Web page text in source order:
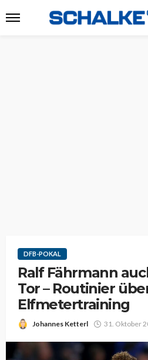
DFB-POKAL
Ralf Fährmann
Tor – Routinier
Elfmetertraining
Johannes Ketterl 31. Oktober